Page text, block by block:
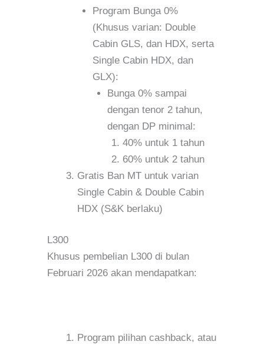
Program Bunga 0%
(Khusus varian: Double
Cabin GLS, dan HDX, serta
Single Cabin HDX, dan
GLX):
Bunga 0% sampai
dengan tenor 2 tahun,
dengan DP minimal:
40% untuk 1 tahun
60% untuk 2 tahun
Gratis Ban MT untuk varian
Single Cabin & Double Cabin
HDX (S&K berlaku)
L300
Khusus pembelian L300 di bulan
Februari 2026 akan mendapatkan:
Program pilihan cashback, atau